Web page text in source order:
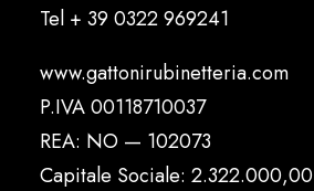
Tel + 39 0322 969241
www.gattonirubinetteria.com
P.IVA 00118710037
REA: NO — 102073
Capitale Sociale: 2.322.000,00